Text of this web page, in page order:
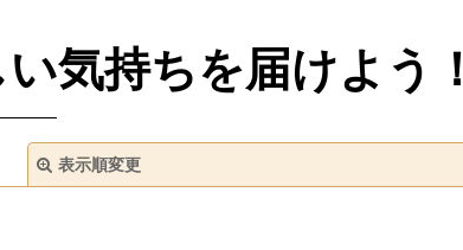
気持ちを届けよう！
表示順変更